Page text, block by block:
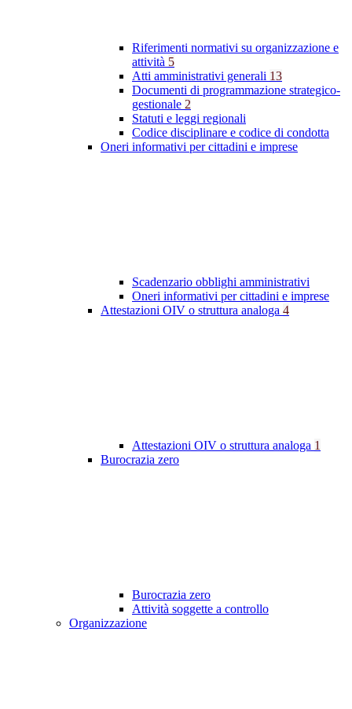
Riferimenti normativi su organizzazione e
attività 5
Atti amministrativi generali 13
Documenti di programmazione strategico-
gestionale 2
Statuti e leggi regionali
Codice disciplinare e codice di condotta
Oneri informativi per cittadini e imprese
Scadenzario obblighi amministrativi
Oneri informativi per cittadini e imprese
Attestazioni OIV o struttura analoga 4
Attestazioni OIV o struttura analoga 1
Burocrazia zero
Burocrazia zero
Attività soggette a controllo
Organizzazione